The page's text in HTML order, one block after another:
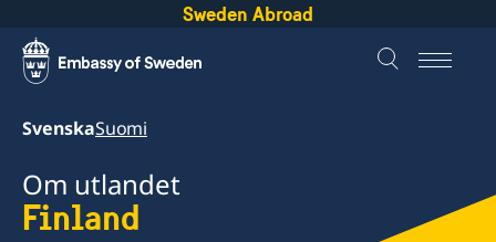
Sweden Abroad
SvenskaSuomi
Om utlandet
Finland